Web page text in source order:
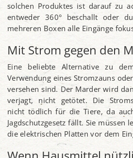
solchen Produktes ist darauf zu
entweder 360° beschallt oder
mehreren Boxen alle Eingänge
Mit Strom gegen den
Eine beliebte Alternative zu
Verwendung eines Stromzauns
versehen sind. Der Marder wird
verjagt, nicht getötet. Die
nicht tödlich für die Tiere, da
Jagdschutzgesetz fällt. Sie müssen
die elektrischen Platten vor dem